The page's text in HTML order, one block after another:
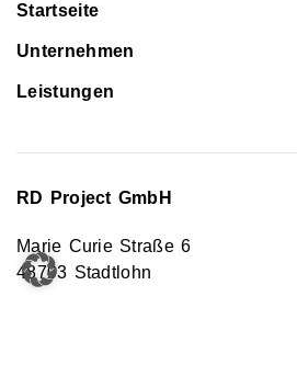
Startseite
Unternehmen
Leistungen
RD Project GmbH
Marie Curie Straße 6
48703 Stadtlohn